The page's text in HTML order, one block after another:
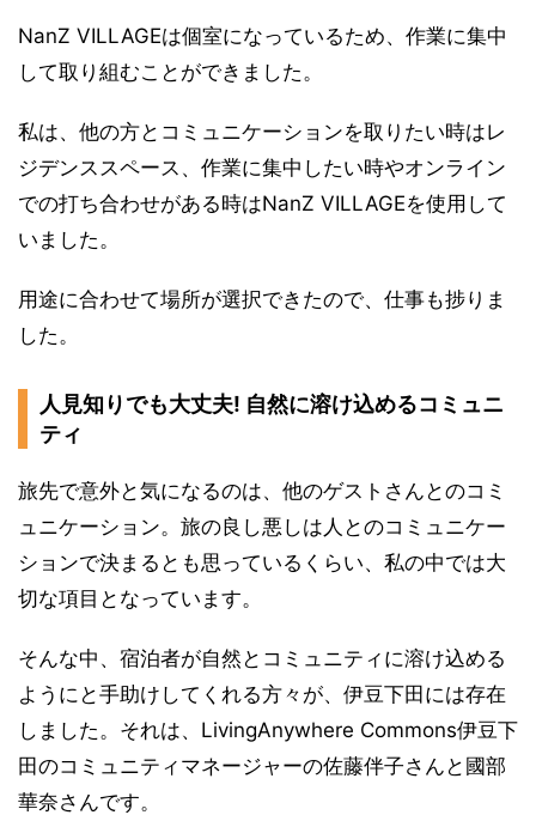
NanZ VILLAGEは個室になっているため、作業に集中
して取り組むことができました。
私は、他の方とコミュニケーションを取りたい時はレ
ジデンススペース、作業に集中したい時やオンライン
での打ち合わせがある時はNanZ VILLAGEを使用して
いました。
用途に合わせて場所が選択できたので、仕事も捗りま
した。
人見知りでも大丈夫! 自然に溶け込めるコミュニ
ティ
旅先で意外と気になるのは、他のゲストさんとのコミ
ュニケーション。旅の良し悪しは人とのコミュニケー
ションで決まるとも思っているくらい、私の中では大
切な項目となっています。
そんな中、宿泊者が自然とコミュニティに溶け込める
ようにと手助けしてくれる方々が、伊豆下田には存在
しました。それは、LivingAnywhere Commons伊豆下
田のコミュニティマネージャーの佐藤伴子さんと國部
華奈さんです。